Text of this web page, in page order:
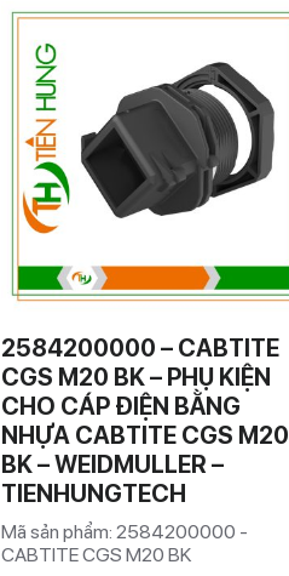
2584200000 – CABTITE
CGS M20 BK – PHỤ KIỆN
CHO CÁP ĐIỆN BẰNG
NHỰA CABTITE CGS M20
BK – WEIDMULLER –
TIENHUNGTECH
Mã sản phẩm: 2584200000 -
CABTITE CGS M20 BK